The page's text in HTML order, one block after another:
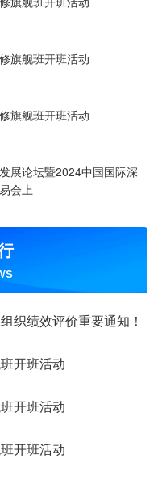
旗舰班开班活动
旗舰班开班活动
展论坛暨2024中国国际深
会上
织绩效评价重要通知！
开班活动
开班活动
开班活动